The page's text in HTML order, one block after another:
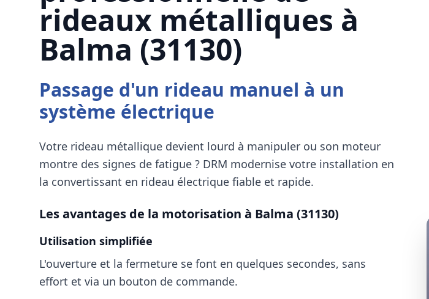
rideaux métalliques à
Balma (31130)
Passage d'un rideau manuel à un
système électrique
Votre rideau métallique devient lourd à manipuler ou son moteur
montre des signes de fatigue ? DRM modernise votre installation en
la convertissant en rideau électrique fiable et rapide.
Les avantages de la motorisation à Balma (31130)
Utilisation simplifiée
L'ouverture et la fermeture se font en quelques secondes, sans
effort et via un bouton de commande.